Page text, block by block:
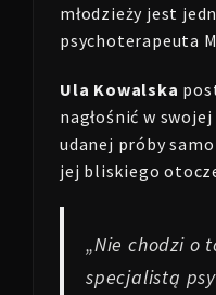
młodzieży jest
psychoterapeuta
Ula Kowalska
nagłośnić w
udanej próby
jej bliskiego
„Nie chodzi o
specjalistą